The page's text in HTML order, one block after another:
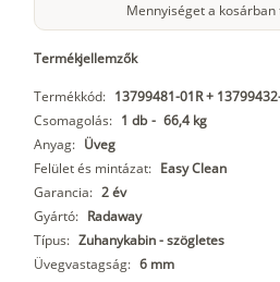
Mennyiséget a
Termékjellemzők
Termékkód: 13799481-01R +
Csomagolás: 1 db - 66,4 kg
Anyag: Üveg
Felület és mintázat: Easy Clean
Garancia: 2 év
Gyártó: Radaway
Típus: Zuhanykabin - szögletes
Üvegvastagság: 6 mm